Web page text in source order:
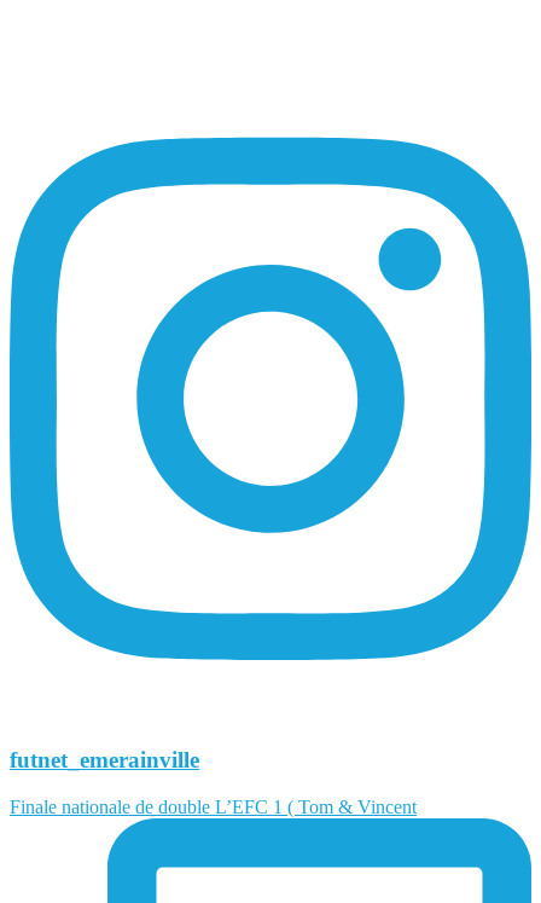
futnet_emerainville
Finale nationale de double L’EFC 1 ( Tom & Vincent